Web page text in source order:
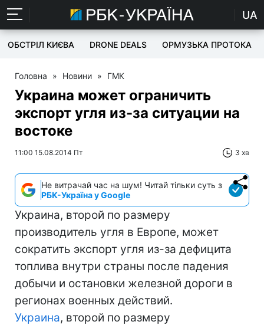
UA
ОБСТРІЛ КИЄВА DRONE DEALS ОРМУЗЬКА ПРОТОКА
Головна » Новини » ГМК
Украина может ограничить
экспорт угля из-за ситуации на
востоке
11:00 15.08.2014 Пт 3 хв
Не витрачай час на шум! Читай тільки суть з
РБК-Україна у Google
Украина, второй по размеру
производитель угля в Европе, может
сократить экспорт угля из-за дефицита
топлива внутри страны после падения
добычи и остановки железной дороги в
регионах военных действий.
Украина, второй по размеру